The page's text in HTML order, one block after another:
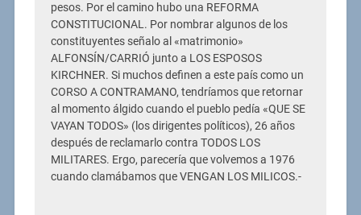
pesos. Por el camino hubo una REFORMA
CONSTITUCIONAL. Por nombrar algunos de los
constituyentes señalo al «matrimonio»
ALFONSÍN/CARRIÓ junto a LOS ESPOSOS
KIRCHNER. Si muchos definen a este país como un
CORSO A CONTRAMANO, tendríamos que retornar
al momento álgido cuando el pueblo pedía «QUE SE
VAYAN TODOS» (los dirigentes políticos), 26 años
después de reclamarlo contra TODOS LOS
MILITARES. Ergo, parecería que volvemos a 1976
cuando clamábamos que VENGAN LOS MILICOS.-